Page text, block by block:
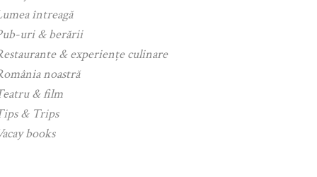
întreagă
uri & berării
& experiențe culinare
noastră
& film
& Trips
books